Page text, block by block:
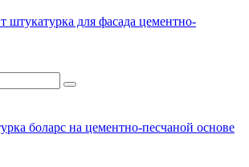
штукатурка для фасада цементно-